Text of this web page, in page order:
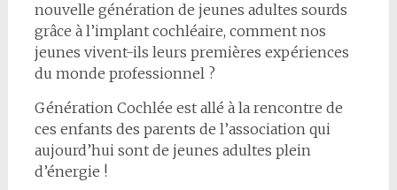
nouvelle génération de jeunes adultes sourds
grâce à l’implant cochléaire, comment nos
jeunes vivent-ils leurs premières expériences
du monde professionnel ?
Génération Cochlée est allé à la rencontre de
ces enfants des parents de l’association qui
aujourd’hui sont de jeunes adultes plein
d’énergie !